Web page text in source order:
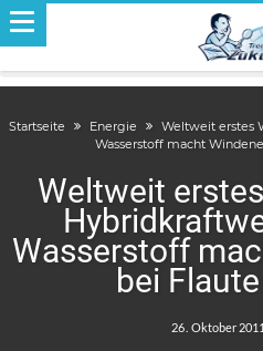
Startseite Energie
Weltweit erstes
Wasserstoff macht
Weltweit
Wasserstoff
bei